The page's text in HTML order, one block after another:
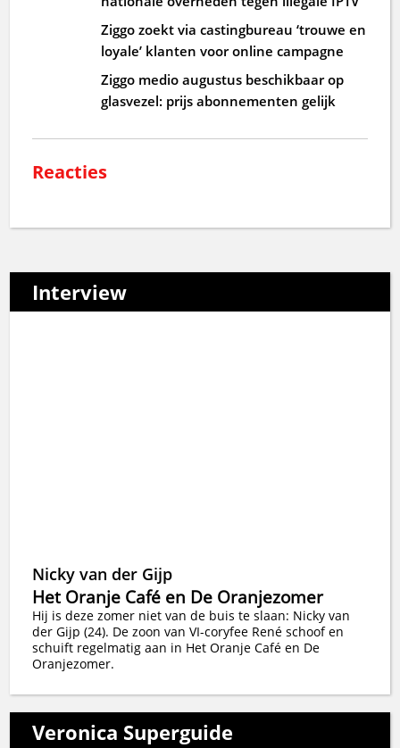
Ziggo zoekt via castingbureau ‘trouwe en
loyale’ klanten voor online campagne
Ziggo medio augustus beschikbaar op
glasvezel: prijs abonnementen gelijk
Reacties
Interview
Nicky van der Gijp
Het Oranje Café en De Oranjezomer
Hij is deze zomer niet van de buis te slaan: Nicky van
der Gijp (24). De zoon van VI-coryfee René schoof en
schuift regelmatig aan in Het Oranje Café en De
Oranjezomer.
Veronica Superguide